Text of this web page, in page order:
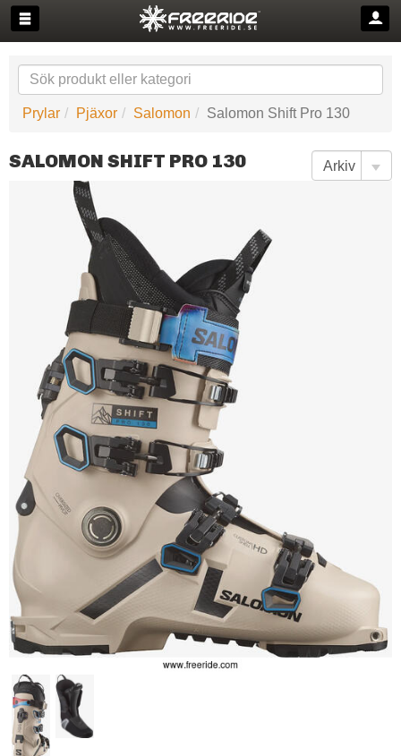
Prylar Pjäxor Salomon Salomon Shift Pro 130
SALOMON SHIFT PRO 130